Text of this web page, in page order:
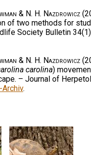
& N. H. Nazdrowicz
of two methods for
Society Bulletin
& N. H. Nazdrowicz
carolina)
– Journal of
.